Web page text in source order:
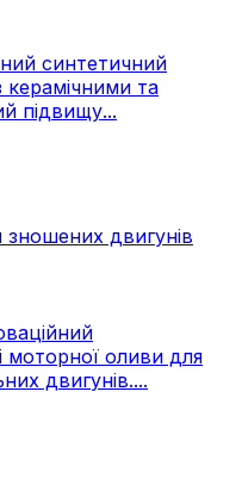
синтетичний
керамічними та
підвищу...
двигунів
моторної оливи для
двигунів....